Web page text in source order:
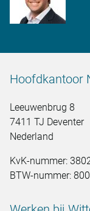
Hoofdkantoor
Leeuwenbrug 8
7411 TJ Deventer
Nederland
KvK-nummer:
BTW-nummer: